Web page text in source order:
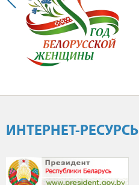
ИНТЕРНЕТ-РЕСУРСЫ